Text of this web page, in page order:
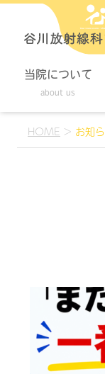
当院について
about us
HOME > お知